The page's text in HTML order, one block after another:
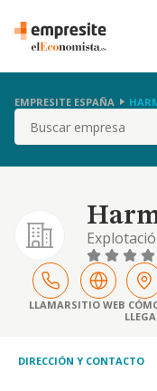
EMPRESITE ESPAÑA
Buscar
actividad
hostelería
bebidas
LLAMARSITIO WEB
DIRECCIÓN Y CONTACTO